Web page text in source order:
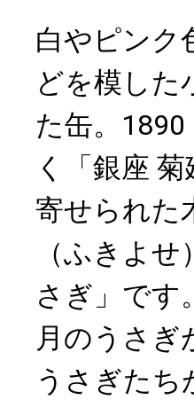
白やピンク
どを模した
た缶。
く「銀座
寄せられた
（ふきよ
さぎ」です。
月のうさぎ
うさぎたち